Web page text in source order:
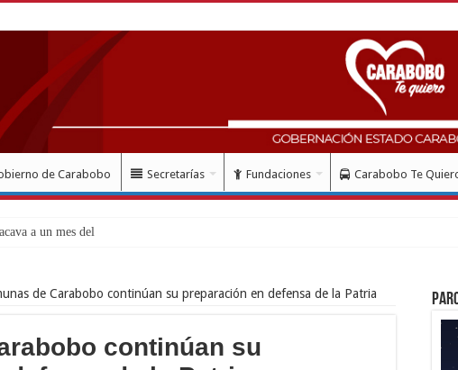
de Carabobo Secretarías Fundaciones Carabobo Te
a un mes del doblete sísmico: “Honro a
de Carabobo continúan su preparación en defensa de la Patria
continúan su